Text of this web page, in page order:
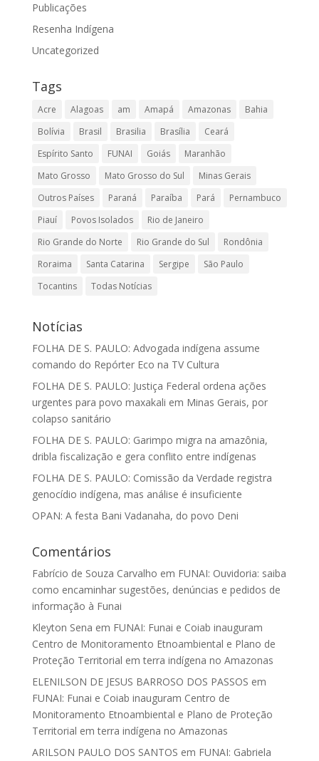
Publicações
Resenha Indígena
Uncategorized
Tags
Acre Alagoas am Amapá Amazonas
Bahia
Bolívia
Brasil Brasilia Brasília
Ceará
Espírito Santo
FUNAI Goiás
Maranhão
Mato Grosso
Mato Grosso do Sul
Minas Gerais
Outros Países
Paraná Paraíba Pará
Pernambuco
Piauí
Povos Isolados
Rio de Janeiro
Rio Grande do Norte
Rio Grande do Sul
Rondônia
Roraima
Santa Catarina Sergipe
São Paulo
Tocantins
Todas Notícias
Notícias
FOLHA DE S. PAULO: Advogada indígena assume
comando do Repórter Eco na TV Cultura
FOLHA DE S. PAULO: Justiça Federal ordena ações
urgentes para povo maxakali em Minas Gerais, por
colapso sanitário
FOLHA DE S. PAULO: Garimpo migra na amazônia,
dribla fiscalização e gera conflito entre indígenas
FOLHA DE S. PAULO: Comissão da Verdade registra
genocídio indígena, mas análise é insuficiente
OPAN: A festa Bani Vadanaha, do povo Deni
Comentários
Fabrício de Souza Carvalho em FUNAI: Ouvidoria: saiba
como encaminhar sugestões, denúncias e pedidos de
informação à Funai
Kleyton Sena em FUNAI: Funai e Coiab inauguram
Centro de Monitoramento Etnoambiental e Plano de
Proteção Territorial em terra indígena no Amazonas
ELENILSON DE JESUS BARROSO DOS PASSOS em
FUNAI: Funai e Coiab inauguram Centro de
Monitoramento Etnoambiental e Plano de Proteção
Territorial em terra indígena no Amazonas
ARILSON PAULO DOS SANTOS em FUNAI: Gabriela